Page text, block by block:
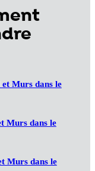
Murs dans le
Murs dans le
Murs dans le